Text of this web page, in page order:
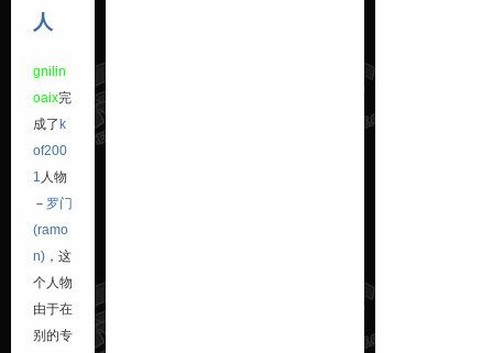
人
gnilin
oaix完
成了 k
of200
1 人物
－ 罗门
(ramo
n) ，这
个人物
由于在
别的专